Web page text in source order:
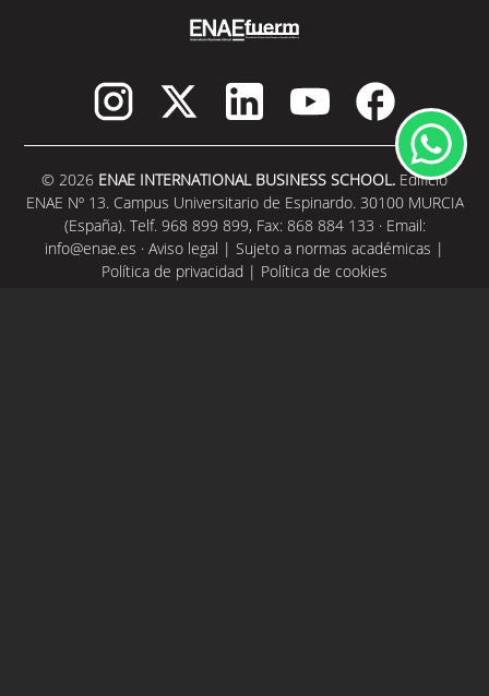
© 2026 ENAE INTERNATIONAL BUSINESS SCHOOL. Edificio
ENAE Nº 13. Campus Universitario de Espinardo. 30100 MURCIA
(España). Telf. 968 899 899, Fax: 868 884 133 · Email:
info@enae.es · Aviso legal | Sujeto a normas académicas |
Política de privacidad | Política de cookies